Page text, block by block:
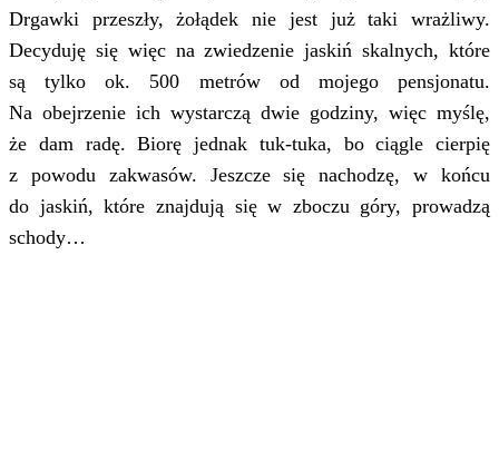
Drgawki przeszły, żołądek nie jest już taki wrażliwy.
Decyduję się więc na zwiedzenie jaskiń skalnych, które
są tylko ok. 500 metrów od mojego pensjonatu.
Na obejrzenie ich wystarczą dwie godziny, więc myślę,
że dam radę. Biorę jednak tuk-tuka, bo ciągle cierpię
z powodu zakwasów. Jeszcze się nachodzę, w końcu
do jaskiń, które znajdują się w zboczu góry, prowadzą
schody…